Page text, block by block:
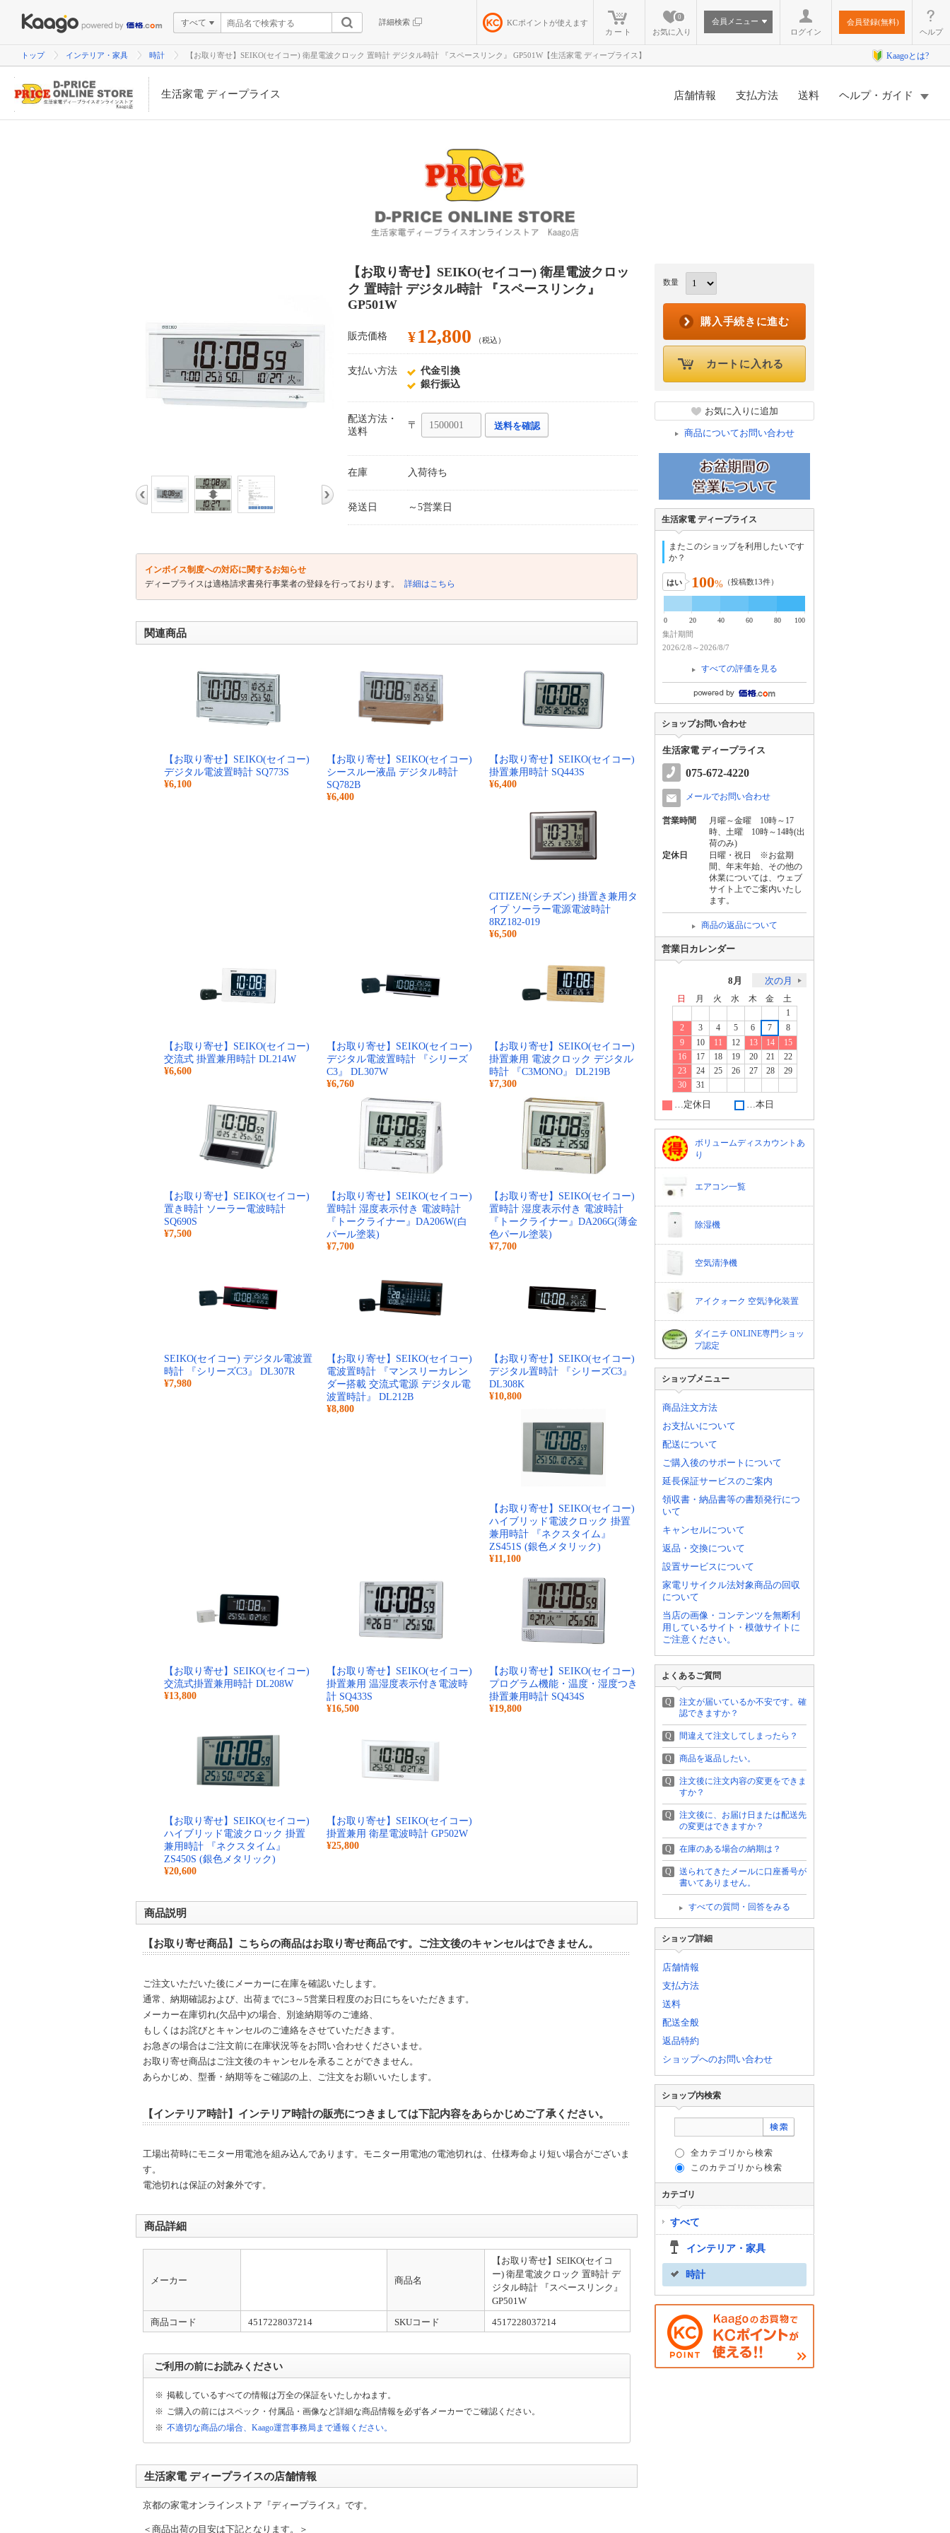
すべて 詳細検索 KCポイントが使えます
カート
お気に入り
0
会員メニュー
ログイン
会員登録(無料)
ヘルプ
トップ インテリア・家具 時計 【お取り寄せ】SEIKO(セイコー) 衛星電波クロック 置時計 デジタル時計 『スペースリンク』 GP501W【生活家電 ディープライス】 Kaagoとは?
生活家電 ディープライス 店舗情報 支払方法 送料 ヘルプ・ガイド
【お取り寄せ】SEIKO(セイコー) 衛星電波クロッ
ク 置時計 デジタル時計 『スペースリンク』
GP501W
販売価格 ¥12,800 （税込）
支払い方法
代金引換
銀行振込
配送方法・
送料
〒 送料を確認
在庫 入荷待ち
発送日 ～5営業日
インボイス制度への対応に関するお知らせ
ディープライスは適格請求書発行事業者の登録を行っております。
詳細はこちら
関連商品
【お取り寄せ】SEIKO(セイコー)
デジタル電波置時計 SQ773S
¥6,100
【お取り寄せ】SEIKO(セイコー)
シースルー液晶 デジタル時計
SQ782B
¥6,400
【お取り寄せ】SEIKO(セイコー)
掛置兼用時計 SQ443S
¥6,400
CITIZEN(シチズン) 掛置き兼用タ
イプ ソーラー電源電波時計
8RZ182-019
¥6,500
【お取り寄せ】SEIKO(セイコー)
交流式 掛置兼用時計 DL214W
¥6,600
【お取り寄せ】SEIKO(セイコー)
デジタル電波置時計 『シリーズ
C3』 DL307W
¥6,760
【お取り寄せ】SEIKO(セイコー)
掛置兼用 電波クロック デジタル
時計 『C3MONO』 DL219B
¥7,300
【お取り寄せ】SEIKO(セイコー)
置き時計 ソーラー電波時計
SQ690S
¥7,500
【お取り寄せ】SEIKO(セイコー)
置時計 湿度表示付き 電波時計
『トークライナー』DA206W(白
パール塗装)
¥7,700
【お取り寄せ】SEIKO(セイコー)
置時計 湿度表示付き 電波時計
『トークライナー』DA206G(薄金
色パール塗装)
¥7,700
SEIKO(セイコー) デジタル電波置
時計 『シリーズC3』 DL307R
¥7,980
【お取り寄せ】SEIKO(セイコー)
電波置時計 『マンスリーカレン
ダー搭載 交流式電源 デジタル電
波置時計』 DL212B
¥8,800
【お取り寄せ】SEIKO(セイコー)
デジタル置時計 『シリーズC3』
DL308K
¥10,800
【お取り寄せ】SEIKO(セイコー)
ハイブリッド電波クロック 掛置
兼用時計 『ネクスタイム』
ZS451S (銀色メタリック)
¥11,100
【お取り寄せ】SEIKO(セイコー)
交流式掛置兼用時計 DL208W
¥13,800
【お取り寄せ】SEIKO(セイコー)
掛置兼用 温湿度表示付き電波時
計 SQ433S
¥16,500
【お取り寄せ】SEIKO(セイコー)
プログラム機能・温度・湿度つき
掛置兼用時計 SQ434S
¥19,800
【お取り寄せ】SEIKO(セイコー)
ハイブリッド電波クロック 掛置
兼用時計 『ネクスタイム』
ZS450S (銀色メタリック)
¥20,600
【お取り寄せ】SEIKO(セイコー)
掛置兼用 衛星電波時計 GP502W
¥25,800
商品説明
【お取り寄せ商品】こちらの商品はお取り寄せ商品です。ご注文後のキャンセルはできません。
ご注文いただいた後にメーカーに在庫を確認いたします。
通常、納期確認および、出荷までに3～5営業日程度のお日にちをいただきます。
メーカー在庫切れ(欠品中)の場合、別途納期等のご連絡、
もしくはお詫びとキャンセルのご連絡をさせていただきます。
お急ぎの場合はご注文前に在庫状況等をお問い合わせくださいませ。
お取り寄せ商品はご注文後のキャンセルを承ることができません。
あらかじめ、型番・納期等をご確認の上、ご注文をお願いいたします。
【インテリア時計】インテリア時計の販売につきましては下記内容をあらかじめご了承ください。
工場出荷時にモニター用電池を組み込んであります。モニター用電池の電池切れは、仕様寿命より短い場合がございま
す。
電池切れは保証の対象外です。
商品詳細
メーカー 商品名
【お取り寄せ】SEIKO(セイコ
ー) 衛星電波クロック 置時計 デ
ジタル時計 『スペースリンク』
GP501W
商品コード
4517228037214 SKUコード 4517228037214
ご利用の前にお読みください
※ 掲載しているすべての情報は万全の保証をいたしかねます。
※ ご購入の前にはスペック・付属品・画像など詳細な商品情報を必ず各メーカーでご確認ください。
※ 不適切な商品の場合、Kaago運営事務局まで通報ください。
生活家電 ディープライスの店舗情報
京都の家電オンラインストア『ディープライス』です。
＜商品出荷の目安は下記となります。＞
数量
購入手続きに進む
カートに入れる
お気に入りに追加
商品についてお問い合わせ
生活家電 ディープライス
またこのショップを利用したいです
か？
はい 100% （投稿数13件）
0 20 40 60 80 100
集計期間
2026/2/8～2026/8/7
すべての評価を見る
ショップお問い合わせ
生活家電 ディープライス
075-672-4220
メールでお問い合わせ
営業時間
月曜～金曜 10時～17
時、土曜 10時～14時(出
荷のみ)
定休日
日曜・祝日 ※お盆期
間、年末年始、その他の
休業については、ウェブ
サイト上でご案内いたし
ます。
商品の返品について
営業日カレンダー
8月 次の月
日 月 火 水 木 金
土
1
2
3 4 5 6 7
8
9
10 11 12 13 14
15
16
17 18 19 20 21
22
23
24 25 26 27 28
29
30
31
…定休日 …本日
ボリュームディスカウントあ
り
エアコン一覧
除湿機
空気清浄機
アイクォーク 空気浄化装置
ダイニチ ONLINE専門ショッ
プ認定
ショップメニュー
商品注文方法
お支払いについて
配送について
ご購入後のサポートについて
延長保証サービスのご案内
領収書・納品書等の書類発行につ
いて
キャンセルについて
返品・交換について
設置サービスについて
家電リサイクル法対象商品の回収
について
当店の画像・コンテンツを無断利
用しているサイト・模倣サイトに
ご注意ください。
よくあるご質問
Q
注文が届いているか不安です。確
認できますか？
Q 間違えて注文してしまったら？
Q 商品を返品したい。
Q
注文後に注文内容の変更をできま
すか？
Q
注文後に、お届け日または配送先
の変更はできますか？
Q 在庫のある場合の納期は？
Q
送られてきたメールに口座番号が
書いてありません。
すべての質問・回答をみる
ショップ詳細
店舗情報
支払方法
送料
配送全般
返品特約
ショップへのお問い合わせ
ショップ内検索
全カテゴリから検索
このカテゴリから検索
カテゴリ
すべて
インテリア・家具
時計